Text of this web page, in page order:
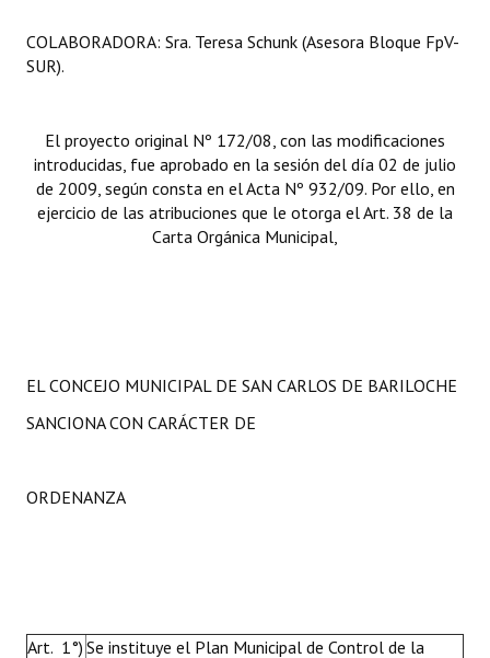
COLABORADORA: Sra. Teresa Schunk (Asesora Bloque FpV-
SUR).
El proyecto original Nº 172/08, con las modificaciones
introducidas, fue aprobado en la sesión del día 02 de julio
de 2009, según consta en el Acta Nº 932/09. Por ello, en
ejercicio de las atribuciones que le otorga el Art. 38 de la
Carta Orgánica Municipal,
EL CONCEJO MUNICIPAL DE SAN CARLOS DE BARILOCHE
SANCIONA CON CARÁCTER DE
ORDENANZA
Art. 1°) Se instituye el Plan Municipal de Control de la